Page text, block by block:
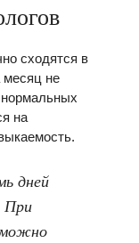
сходятся в
месяц не
на
дней
При
можно